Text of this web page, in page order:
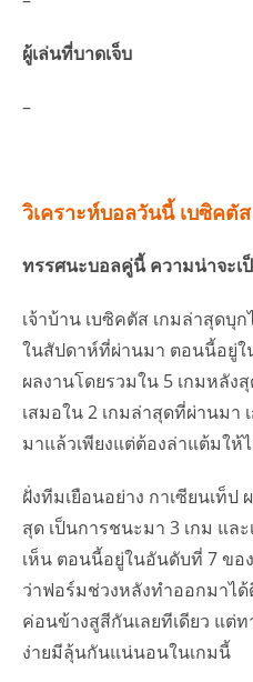
ผู้เล่นที่บาดเจ็บ
–
วิเคราะห์บอลวันนี้ เบซิคตั
ทรรศนะบอลคู่นี้ ความน่าจะเ
เจ้าบ้าน เบซิคตัส เกมล่าสุดบุ
ในสัปดาห์ที่ผ่านมา ตอนนี้อยู่
ผลงานโดยรวมใน 5 เกมหลัง
เสมอใน 2 เกมล่าสุดที่ผ่านมา
มาแล้วเพียงแต่ต้องล่าแต้มให้
ฝั่งทีมเยือนอย่าง กาเซียนเท็ป
สุด เป็นการชนะมา 3 เกม แล
เห็น ตอนนี้อยู่ในอันดับที่ 7 ขอ
ว่าฟอร์มช่วงหลังทำออกมาไ
ค่อนข้างสูสีกันเลยทีเดียว แต่ท
ง่ายมีลุ้นกันแน่นอนในเกมนี้